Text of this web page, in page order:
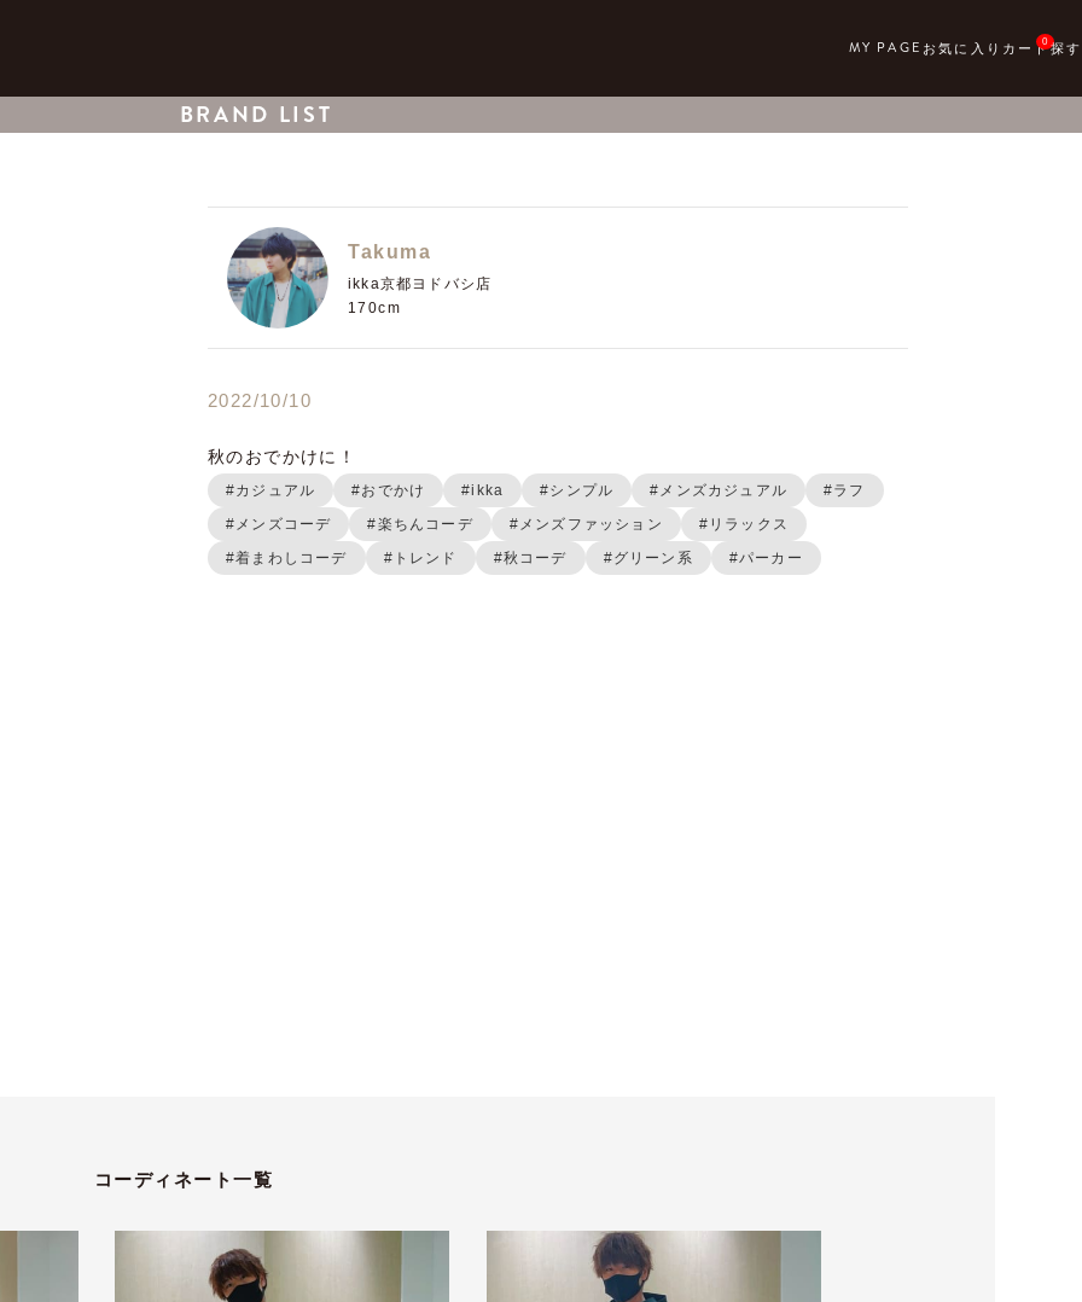
0
BRAND LIST
Takuma
ikka京都ヨドバシ店
170cm
2022/10/10
#カジュアル #おでかけ #ikka #シンプル #メンズカジュアル
#ラフ
#メンズコーデ
#楽ちんコーデ #メンズファッション
#リラックス
#着まわしコーデ
#トレンド #秋コーデ #グリーン系 #パーカー
コーディネート一覧